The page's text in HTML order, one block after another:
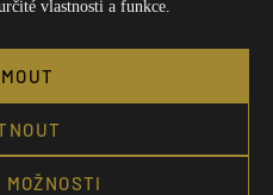
vlastnosti a funkce.